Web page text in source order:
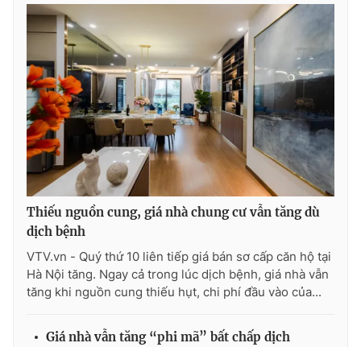
Thiếu nguồn cung, giá nhà chung cư vẫn tăng dù
dịch bệnh
VTV.vn - Quý thứ 10 liên tiếp giá bán sơ cấp căn hộ tại
Hà Nội tăng. Ngay cả trong lúc dịch bệnh, giá nhà vẫn
tăng khi nguồn cung thiếu hụt, chi phí đầu vào của...
Giá nhà vẫn tăng “phi mã” bất chấp dịch